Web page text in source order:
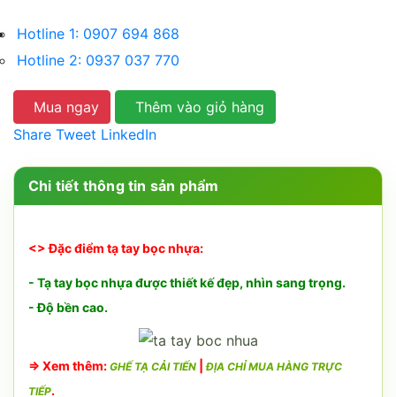
Hotline 1: 0907 694 868
Hotline 2: 0937 037 770
Mua ngay
Thêm vào giỏ hàng
Share Tweet LinkedIn
Chi tiết thông tin sản phẩm
<> Đặc điểm tạ tay bọc nhựa:
- Tạ tay bọc nhựa được thiết kế đẹp, nhìn sang trọng.
- Độ bền cao.
⇒ Xem thêm: GHẾ TẠ CẢI TIẾN |ĐỊA CHỈ MUA HÀNG TRỰC
TIẾP.